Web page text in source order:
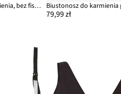
Biustonosz do karmienia, bez fiszbinów, z bawełny organicznej (2 szt.)
79,99 zł